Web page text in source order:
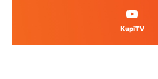
KupiTV